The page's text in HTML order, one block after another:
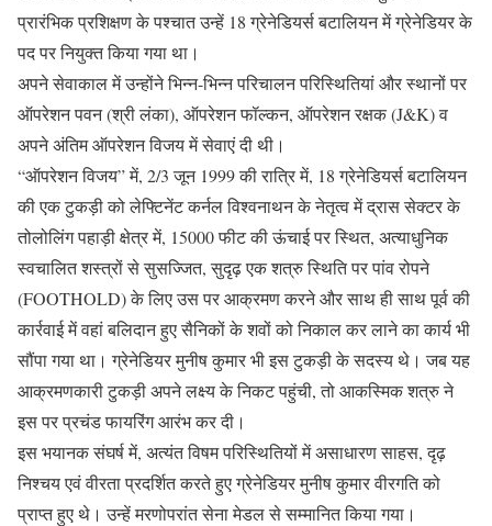
प्रारंभिक प्रशिक्षण के पश्चात उन्हें 18 ग्रेनेडियर्स बटालियन में ग्रेनेडियर के
पद पर नियुक्त किया गया था।
अपने सेवाकाल में उन्होंने भिन्न-भिन्न परिचालन परिस्थितियां और स्थानों पर
ऑपरेशन पवन (श्री लंका), ऑपरेशन फॉल्कन, ऑपरेशन रक्षक (J&K) व
अपने अंतिम ऑपरेशन विजय में सेवाएं दी थी।
“ऑपरेशन विजय” में, 2/3 जून 1999 की रात्रि में, 18 ग्रेनेडियर्स बटालियन
की एक टुकड़ी को लेफ्टिनेंट कर्नल विश्वनाथन के नेतृत्व में द्रास सेक्टर के
तोलोलिंग पहाड़ी क्षेत्र में, 15000 फीट की ऊंचाई पर स्थित, अत्याधुनिक
स्वचालित शस्त्रों से सुसज्जित, सुदृढ़ एक शत्रु स्थिति पर पांव रोपने
(FOOTHOLD) के लिए उस पर आक्रमण करने और साथ ही साथ पूर्व की
कार्रवाई में वहां बलिदान हुए सैनिकों के शवों को निकाल कर लाने का कार्य भी
सौंपा गया था। ग्रेनेडियर मुनीष कुमार भी इस टुकड़ी के सदस्य थे। जब यह
आक्रमणकारी टुकड़ी अपने लक्ष्य के निकट पहुंची, तो आकस्मिक शत्रु ने
इस पर प्रचंड फायरिंग आरंभ कर दी।
इस भयानक संघर्ष में, अत्यंत विषम परिस्थितियों में असाधारण साहस, दृढ़
निश्चय एवं वीरता प्रदर्शित करते हुए ग्रेनेडियर मुनीष कुमार वीरगति को
प्राप्त हुए थे। उन्हें मरणोपरांत सेना मेडल से सम्मानित किया गया।